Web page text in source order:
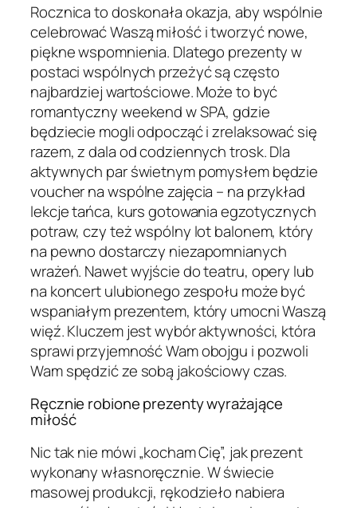
Rocznica to doskonała okazja, aby wspólnie
celebrować Waszą miłość i tworzyć nowe,
piękne wspomnienia. Dlatego prezenty w
postaci wspólnych przeżyć są często
najbardziej wartościowe. Może to być
romantyczny weekend w SPA, gdzie
będziecie mogli odpocząć i zrelaksować się
razem, z dala od codziennych trosk. Dla
aktywnych par świetnym pomysłem będzie
voucher na wspólne zajęcia – na przykład
lekcje tańca, kurs gotowania egzotycznych
potraw, czy też wspólny lot balonem, który
na pewno dostarczy niezapomnianych
wrażeń. Nawet wyjście do teatru, opery lub
na koncert ulubionego zespołu może być
wspaniałym prezentem, który umocni Waszą
więź. Kluczem jest wybór aktywności, która
sprawi przyjemność Wam obojgu i pozwoli
Wam spędzić ze sobą jakościowy czas.
Ręcznie robione prezenty wyrażające
miłość
Nic tak nie mówi „kocham Cię”, jak prezent
wykonany własnoręcznie. W świecie
masowej produkcji, rękodzieło nabiera